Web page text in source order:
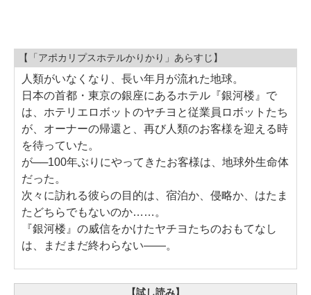
【「アポカリプスホテルかりかり」あらすじ】
人類がいなくなり、長い年月が流れた地球。
日本の首都・東京の銀座にあるホテル『銀河楼』で
は、ホテリエロボットのヤチヨと従業員ロボットたち
が、オーナーの帰還と、再び人類のお客様を迎える時
を待っていた。
が──100年ぶりにやってきたお客様は、地球外生命体
だった。
次々に訪れる彼らの目的は、宿泊か、侵略か、はたま
たどちらでもないのか……。
『銀河楼』の威信をかけたヤチヨたちのおもてなし
は、まだまだ終わらない――。
【試し読み】